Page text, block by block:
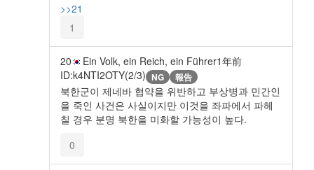
>>21
1
20 Ein Volk, ein Reich, ein Führer1年前
ID:k4NTI2OTY(2/3) NG 報告
북한군이 제네바 협약을 위반하고 부상병과 민간인
을 죽인 사건은 사실이지만 이것을 좌파에서 파헤
칠 경우 분명 북한을 미화할 가능성이 높다.
0